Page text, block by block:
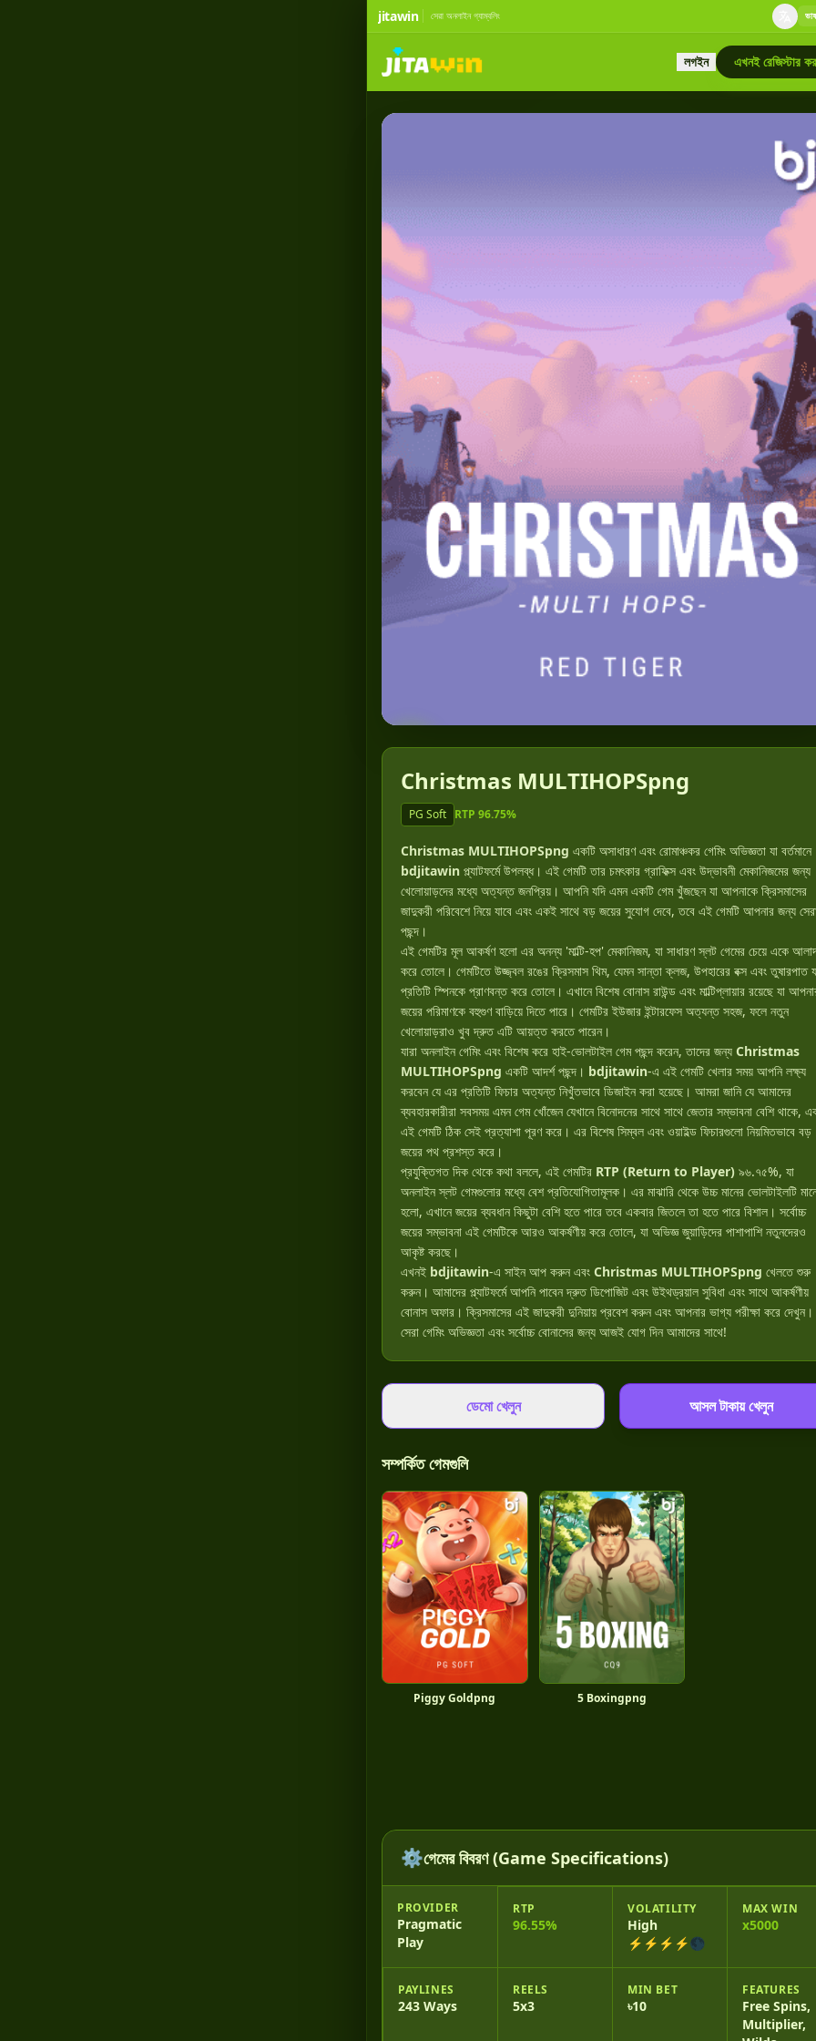
jitawin সেরা অনলাইন গ্যাম্বলিং
লগইন এখনই রেজিস্টার
▶
Christmas MULTIHOPSpng
PG Soft RTP 96.75%
Christmas MULTIHOPSpng একটি অসাধারণ এবং রোমাঞ্চকর গেমিং অভিজ্ঞতা যা বর্তমানে
bdjitawin প্ল্যাটফর্মে উপলব্ধ। এই গেমটি তার চমৎকার গ্রাফিক্স এবং উদ্ভাবনী মেকানিজমের জন্য
খেলোয়াড়দের মধ্যে অত্যন্ত জনপ্রিয়। আপনি যদি এমন একটি গেম খুঁজছেন যা আপনাকে ক্রিসমাসের
জাদুকরী পরিবেশে নিয়ে যাবে এবং একই সাথে বড় জয়ের সুযোগ দেবে, তবে এই গেমটি আপনার জন্য
পছন্দ।
এই গেমটির মূল আকর্ষণ হলো এর অনন্য 'মাল্টি-হপ' মেকানিজম, যা সাধারণ স্লট গেমের চেয়ে একে
করে তোলে। গেমটিতে উজ্জ্বল রঙের ক্রিসমাস থিম, যেমন সান্তা ক্লজ, উপহারের বক্স এবং তুষারপাত
প্রতিটি স্পিনকে প্রাণবন্ত করে তোলে। এখানে বিশেষ বোনাস রাউন্ড এবং মাল্টিপ্লায়ার রয়েছে যা
জয়ের পরিমাণকে বহুগুণ বাড়িয়ে দিতে পারে। গেমটির ইউজার ইন্টারফেস অত্যন্ত সহজ, ফলে নতুন
খেলোয়াড়রাও খুব দ্রুত এটি আয়ত্ত করতে পারেন।
যারা অনলাইন গেমিং এবং বিশেষ করে হাই-ভোলটাইল গেম পছন্দ করেন, তাদের জন্য Christmas
MULTIHOPSpng একটি আদর্শ পছন্দ। bdjitawin-এ এই গেমটি খেলার সময় আপনি লক্ষ্য
করবেন যে এর প্রতিটি ফিচার অত্যন্ত নিখুঁতভাবে ডিজাইন করা হয়েছে। আমরা জানি যে আমাদের
ব্যবহারকারীরা সবসময় এমন গেম খোঁজেন যেখানে বিনোদনের সাথে সাথে জেতার সম্ভাবনা বেশি থাকে,
এই গেমটি ঠিক সেই প্রত্যাশা পূরণ করে। এর বিশেষ সিম্বল এবং ওয়াইল্ড ফিচারগুলো নিয়মিতভাবে বড়
জয়ের পথ প্রশস্ত করে।
প্রযুক্তিগত দিক থেকে কথা বললে, এই গেমটির RTP (Return to Player) ৯৬.৭৫%, যা
অনলাইন স্লট গেমগুলোর মধ্যে বেশ প্রতিযোগিতামূলক। এর মাঝারি থেকে উচ্চ মানের ভোলটাইলটি
হলো, এখানে জয়ের ব্যবধান কিছুটা বেশি হতে পারে তবে একবার জিতলে তা হতে পারে বিশাল। সর্বোচ্চ
জয়ের সম্ভাবনা এই গেমটিকে আরও আকর্ষণীয় করে তোলে, যা অভিজ্ঞ জুয়াড়িদের পাশাপাশি নতুনদেরও
আকৃষ্ট করছে।
এখনই bdjitawin-এ সাইন আপ করুন এবং Christmas MULTIHOPSpng খেলতে শুরু
করুন। আমাদের প্ল্যাটফর্মে আপনি পাবেন দ্রুত ডিপোজিট এবং উইথড্রয়াল সুবিধা এবং সাথে আকর্ষণীয়
বোনাস অফার। ক্রিসমাসের এই জাদুকরী দুনিয়ায় প্রবেশ করুন এবং আপনার ভাগ্য পরীক্ষা করে দেখুন।
সেরা গেমিং অভিজ্ঞতা এবং সর্বোচ্চ বোনাসের জন্য আজই যোগ দিন আমাদের সাথে!
ডেমো খেলুন আসল টাকায় খেলুন
সম্পর্কিত গেমগুলি
Piggy Goldpng 5 Boxingpng
⚙️গেমের বিবরণ (Game Specifications)
PROVIDER
Pragmatic
Play
RTP
96.55%
VOLATILITY
High
⚡⚡⚡⚡🌑
MAX WIN
x5000
PAYLINES
243 Ways
REELS
5x3
MIN BET
৳10
FEATURES
Free Spins,
Multiplier,